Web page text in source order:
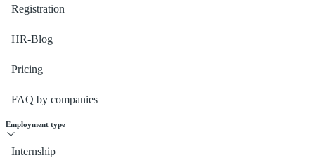
Registration
HR-Blog
Pricing
FAQ by companies
Employment type
Internship